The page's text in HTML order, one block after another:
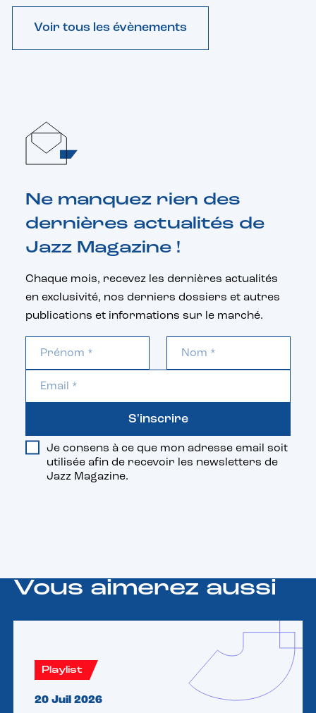
Voir tous les évènements
Ne manquez rien des
dernières actualités de
Jazz Magazine !
Chaque mois, recevez les dernières actualités
en exclusivité, nos derniers dossiers et autres
publications et informations sur le marché.
Je consens à ce que mon adresse email soit
utilisée afin de recevoir les newsletters de
Jazz Magazine.
S'inscrire
Vous aimerez aussi
Playlist
20 Juil 2026